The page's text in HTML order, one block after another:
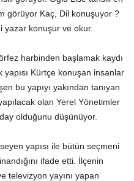
görüyor Kaç, Dil konuşuyor ?
yazar konuşur ve okur.
harbinden başlamak kaydı
Kürtçe konuşan insanlar
bu yapıyı yakından tanıyan
olan Yerel Yönetimler
olduğunu düşünüyor.
yapısı ile bütün seçmeni
ifade etti. İlçenin
televizyon yayını yapan